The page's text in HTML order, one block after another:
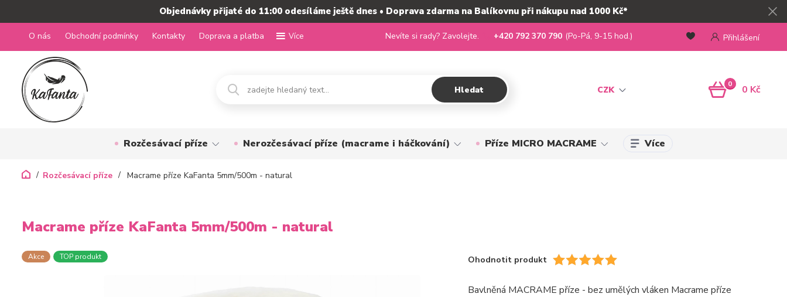
Objednávky přijaté do 11:00 odesíláme ještě dnes • Doprava zdarma na Balíkovnu při nákupu nad 1000 Kč*
O nás Obchodní podmínky Kontakty Doprava a platba Více
CZK
Přihlášení
Hledat
Nevíte si rady? Zavolejte. +420 792 370 790 (Po-Pá, 9-15 hod.)
0 0 Kč
Rozčesávací příze Nerozčesávací příze (macrame i háčkování) Příze MICRO MACRAME Více
Rozčesávací příze Macrame příze KaFanta 5mm/500m - natural
Macrame příze KaFanta 5mm/500m - natural
Akce TOP produkt Ohodnotit produkt
Bavlněná MACRAME příze - bez umělých vláken Macrame příze